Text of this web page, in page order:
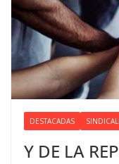
DESTACADAS
Y DE LA